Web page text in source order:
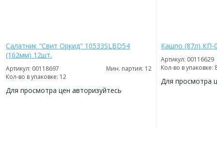
Салатник "Свит Оркид" 10533SLBD54
(162мм) 12шт.
Артикул: 00118697
Мин. партия: 12
Кол-во в упаковке: 12
Для просмотра цен авторизуйтесь
Кашпо (87л) КП-
Артикул: 00116629
Кол-во в упаковке:
Для просмотра